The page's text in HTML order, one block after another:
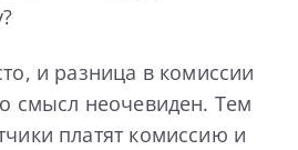
и разница в комиссии
смысл неочевиден. Тем
платят комиссию и